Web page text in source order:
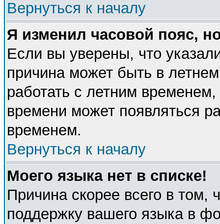
Вернуться к началу
Я изменил часовой пояс,
Если вы уверены, что
причина может быть в
работать с летним временем,
времени может появляться
временем.
Вернуться к началу
Моего языка нет в списке!
Причина скорее всего в том,
поддержку вашего языка в